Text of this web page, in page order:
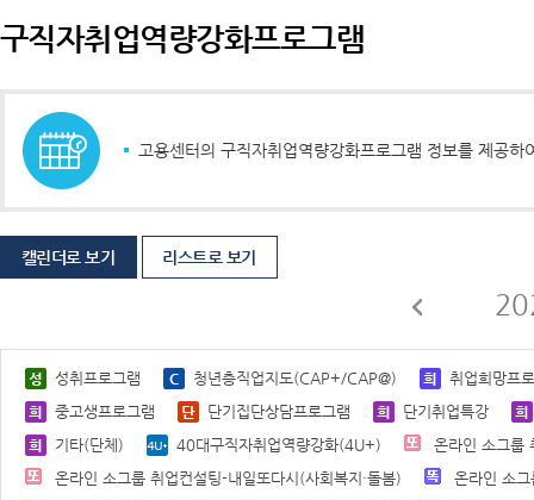
구직자취업역량강화프로그램
고용센터의 구직자취업역량강화프로그램 정보를 제공
캘린더로 보기 리스트로 보기
성취프로그램 청년층직업지도(CAP+/CAP@)
취업희망프
중고생프로그램
단기집단상담프로그램
단기취업특강
기타(단체)
40대구직자취업역량강화(4U+)
온라인 소그룹
온라인 소그룹 취업컨설팅-내일또다시(사회복지·돌봄)
온라인 소